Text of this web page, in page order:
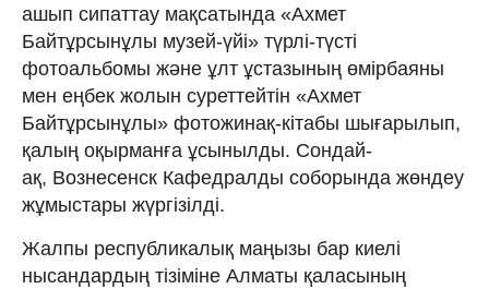
ашып сипаттау мақсатында «Ахмет
Байтұрсынұлы музей-үйі» түрлі-түсті
фотоальбомы және ұлт ұстазының өмірбаяны
мен еңбек жолын суреттейтін «Ахмет
Байтұрсынұлы» фотожинақ-кітабы шығарылып,
қалың оқырманға ұсынылды. Сондай-
ақ, Вознесенск Кафедралды соборында жөндеу
жұмыстары жүргізілді.
Жалпы республикалық маңызы бар киелі
нысандардың тізіміне Алматы қаласының